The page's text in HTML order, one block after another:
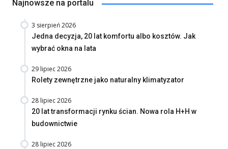
Najnowsze na portalu
3 sierpień 2026
Jedna decyzja, 20 lat komfortu albo kosztów. Jak
wybrać okna na lata
29 lipiec 2026
Rolety zewnętrzne jako naturalny klimatyzator
28 lipiec 2026
20 lat transformacji rynku ścian. Nowa rola H+H w
budownictwie
28 lipiec 2026